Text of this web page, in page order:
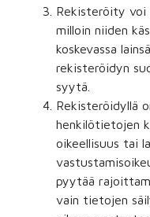
Rekisteröity voi
milloin niiden
koskevassa
rekisteröidyn
syytä.
Rekisteröidyllä
henkilötietojen
oikeellisuus tai
pyytää
vain tietojen